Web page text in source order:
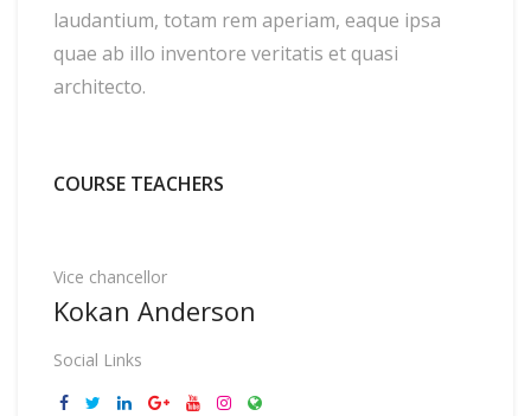
laudantium, totam rem aperiam, eaque ipsa
quae ab illo inventore veritatis et quasi
architecto.
COURSE TEACHERS
Vice chancellor
Kokan Anderson
Social Links